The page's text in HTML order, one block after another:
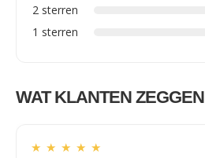
2 sterren
1 sterren
WAT KLANTEN ZEGGEN
★ ★ ★ ★ ★